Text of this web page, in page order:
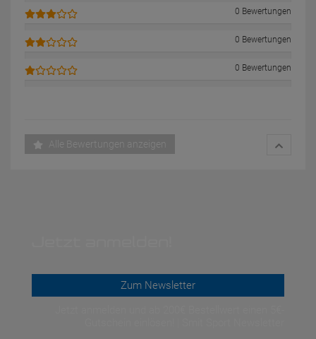
0 Bewertungen
0 Bewertungen
0 Bewertungen
Alle Bewertungen anzeigen
Zum Newsletter